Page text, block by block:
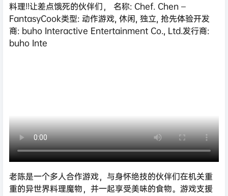
料理!!让差点饿死的伙伴们， 名称: Chef. Chen –
FantasyCook类型: 动作游戏, 休闲, 独立, 抢先体验开发
商: buho Interactive Entertainment Co., Ltd.发行商:
buho Inte
老陈是一个多人合作游戏，与身怀绝技的伙伴们在机关重
重的异世界料理魔物，并一起享受美味的食物。游戏支援